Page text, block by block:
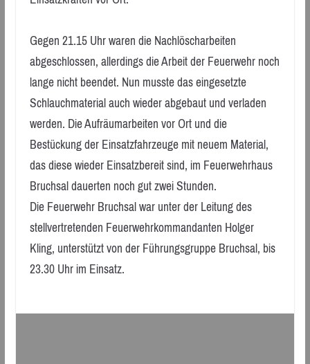
Gegen 21.15 Uhr waren die Nachlöscharbeiten
abgeschlossen, allerdings die Arbeit der Feuerwehr noch
lange nicht beendet. Nun musste das eingesetzte
Schlauchmaterial auch wieder abgebaut und verladen
werden. Die Aufräumarbeiten vor Ort und die
Bestückung der Einsatzfahrzeuge mit neuem Material,
das diese wieder Einsatzbereit sind, im Feuerwehrhaus
Bruchsal dauerten noch gut zwei Stunden.
Die Feuerwehr Bruchsal war unter der Leitung des
stellvertretenden Feuerwehrkommandanten Holger
Kling, unterstützt von der Führungsgruppe Bruchsal, bis
23.30 Uhr im Einsatz.